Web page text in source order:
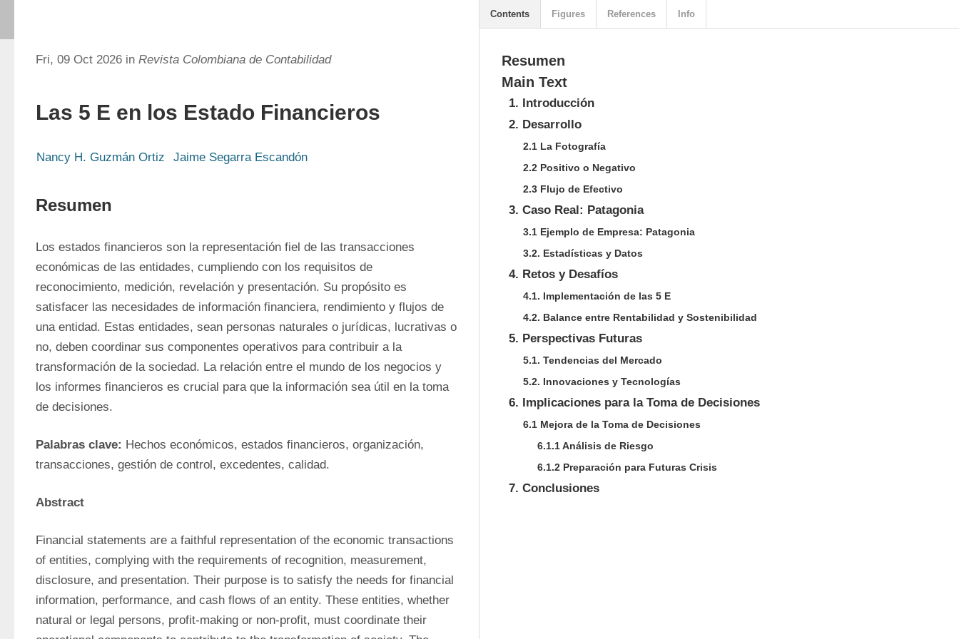
Fri, 09 Oct 2026 in Revista Colombiana de Contabilidad
Las 5 E en los Estado Financieros
Nancy H. Guzmán Ortiz Jaime Segarra Escandón
Resumen
Los estados financieros son la representación fiel de las transacciones
económicas de las entidades, cumpliendo con los requisitos de
reconocimiento, medición, revelación y presentación. Su propósito es
satisfacer las necesidades de información financiera, rendimiento y flujos de
una entidad. Estas entidades, sean personas naturales o jurídicas, lucrativas o
no, deben coordinar sus componentes operativos para contribuir a la
transformación de la sociedad. La relación entre el mundo de los negocios y
los informes financieros es crucial para que la información sea útil en la toma
de decisiones.
Palabras clave: Hechos económicos, estados financieros, organización,
transacciones, gestión de control, excedentes, calidad.
Abstract
Financial statements are a faithful representation of the economic transactions
of entities, complying with the requirements of recognition, measurement,
disclosure, and presentation. Their purpose is to satisfy the needs for financial
information, performance, and cash flows of an entity. These entities, whether
natural or legal persons, profit-making or non-profit, must coordinate their
Resumen
Main Text
1. Introducción
2. Desarrollo
2.1 La Fotografía
2.2 Positivo o Negativo
2.3 Flujo de Efectivo
3. Caso Real: Patagonia
3.1 Ejemplo de Empresa: Patagonia
3.2. Estadísticas y Datos
4. Retos y Desafíos
4.1. Implementación de las 5 E
4.2. Balance entre Rentabilidad y Sostenibilidad
5. Perspectivas Futuras
5.1. Tendencias del Mercado
5.2. Innovaciones y Tecnologías
6. Implicaciones para la Toma de Decisiones
6.1 Mejora de la Toma de Decisiones
6.1.1 Análisis de Riesgo
6.1.2 Preparación para Futuras Crisis
7. Conclusiones
Contents Figures References Info